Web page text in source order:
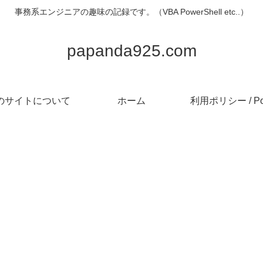
事務系エンジニアの趣味の記録です。（VBA PowerShell etc..）
papanda925.com
サイトについて ホーム 利用ポリシー /